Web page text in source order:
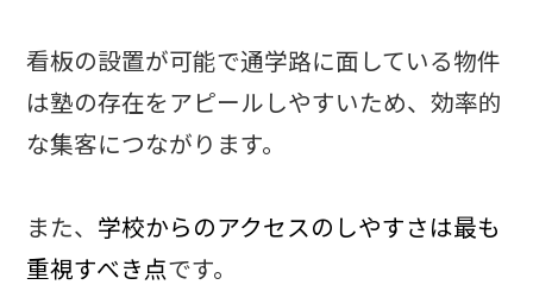
看板の設置が可能で通学路に面している物件
は塾の存在をアピールしやすいため、効率的
な集客につながります。
また、 学校からのアクセスのしやすさは最も
重視すべき点です。